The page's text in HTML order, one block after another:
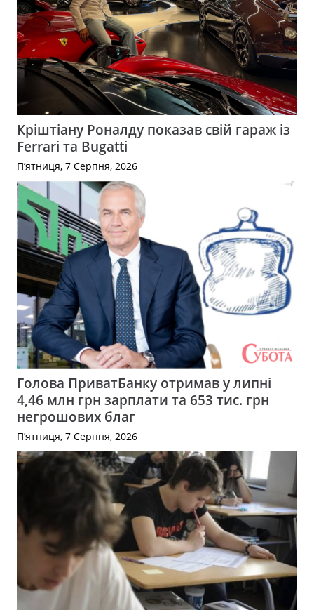
Кріштіану Роналду показав свій гараж із
Ferrari та Bugatti
П’ятниця, 7 Серпня, 2026
Голова ПриватБанку отримав у липні
4,46 млн грн зарплати та 653 тис. грн
негрошових благ
П’ятниця, 7 Серпня, 2026